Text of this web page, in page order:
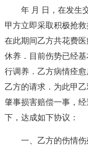
年 月 日，在发生
甲方立即采取积极抢
在此期间乙方共花费
休养．目前伤势已经
行调养．乙方病情痊
乙方的请求．为此甲
肇事损害赔偿一事，
下，达成如下协议：
一、乙方的伤情